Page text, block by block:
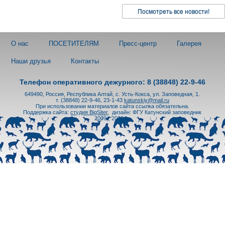
Посмотреть все новости!
О нас ПОСЕТИТЕЛЯМ Пресс-центр Галерея
Наши друзья Контакты
Телефон оперативного дежурного: 8 (38848) 22-9-46
649490, Россия, Республика Алтай, с. Усть-Кокса, ул. Заповедная, 1.
т. (38848) 22-9-46, 23-1-43 katunskiy@mail.ru
При использовании материалов сайта ссылка обязательна.
Поддержка сайта:студия BigSiter,
дизайн: ФГУ Катунский заповедник
2009 - 2026 гг.